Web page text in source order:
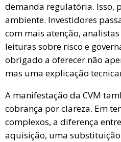
demanda regulatória. Isso,
ambiente. Investidores
com mais atenção,
leituras sobre risco e
obrigado a oferecer não
mas uma explicação
A manifestação da CVM
cobrança por clareza. Em
complexos, a diferença
aquisição, uma